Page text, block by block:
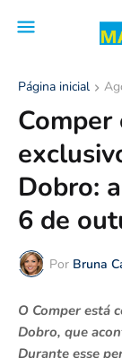
Página inicial
Dobro:
6 de
Por Bruna
O Comper está
Dobro, que
Durante esse